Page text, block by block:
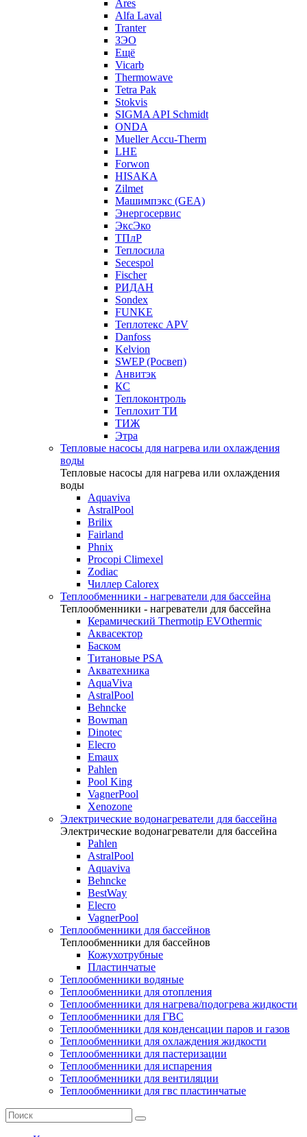
Ares
Alfa Laval
Tranter
ЗЭО
Ещё
Vicarb
Thermowave
Tetra Pak
Stokvis
SIGMA API Schmidt
ONDA
Mueller Accu-Therm
LHE
Forwon
HISAKA
Zilmet
Машимпэкс (GEA)
Энергосервис
ЭксЭко
ТПлР
Теплосила
Secespol
Fischer
РИДАН
Sondex
FUNKE
Теплотекс APV
Danfoss
Kelvion
SWEP (Росвеп)
Анвитэк
КС
Теплоконтроль
Теплохит ТИ
ТИЖ
Этра
Тепловые насосы для нагрева или охлаждения
воды
Тепловые насосы для нагрева или охлаждения
воды
Aquaviva
AstralPool
Brilix
Fairland
Phnix
Procopi Climexel
Zodiac
Чиллер Calorex
Теплообменники - нагреватели для бассейна
Теплообменники - нагреватели для бассейна
Керамический Thermotip EVOthermic
Аквасектор
Баском
Титановые PSA
Акватехника
AquaViva
AstralPool
Behncke
Bowman
Dinotec
Elecro
Emaux
Pahlen
Pool King
VagnerPool
Xenozone
Электрические водонагреватели для бассейна
Электрические водонагреватели для бассейна
Pahlen
AstralPool
Aquaviva
Behncke
BestWay
Elecro
VagnerPool
Теплообменники для бассейнов
Теплообменники для бассейнов
Кожухотрубные
Пластинчатые
Теплообменники водяные
Теплообменники для отопления
Теплообменники для нагрева/подогрева жидкости
Теплообменники для ГВС
Теплообменники для конденсации паров и газов
Теплообменники для охлаждения жидкости
Теплообменники для пастеризации
Теплообменники для испарения
Теплообменники для вентиляции
Теплообменники для гвс пластинчатые